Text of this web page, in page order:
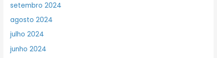
setembro 2024
agosto 2024
julho 2024
junho 2024